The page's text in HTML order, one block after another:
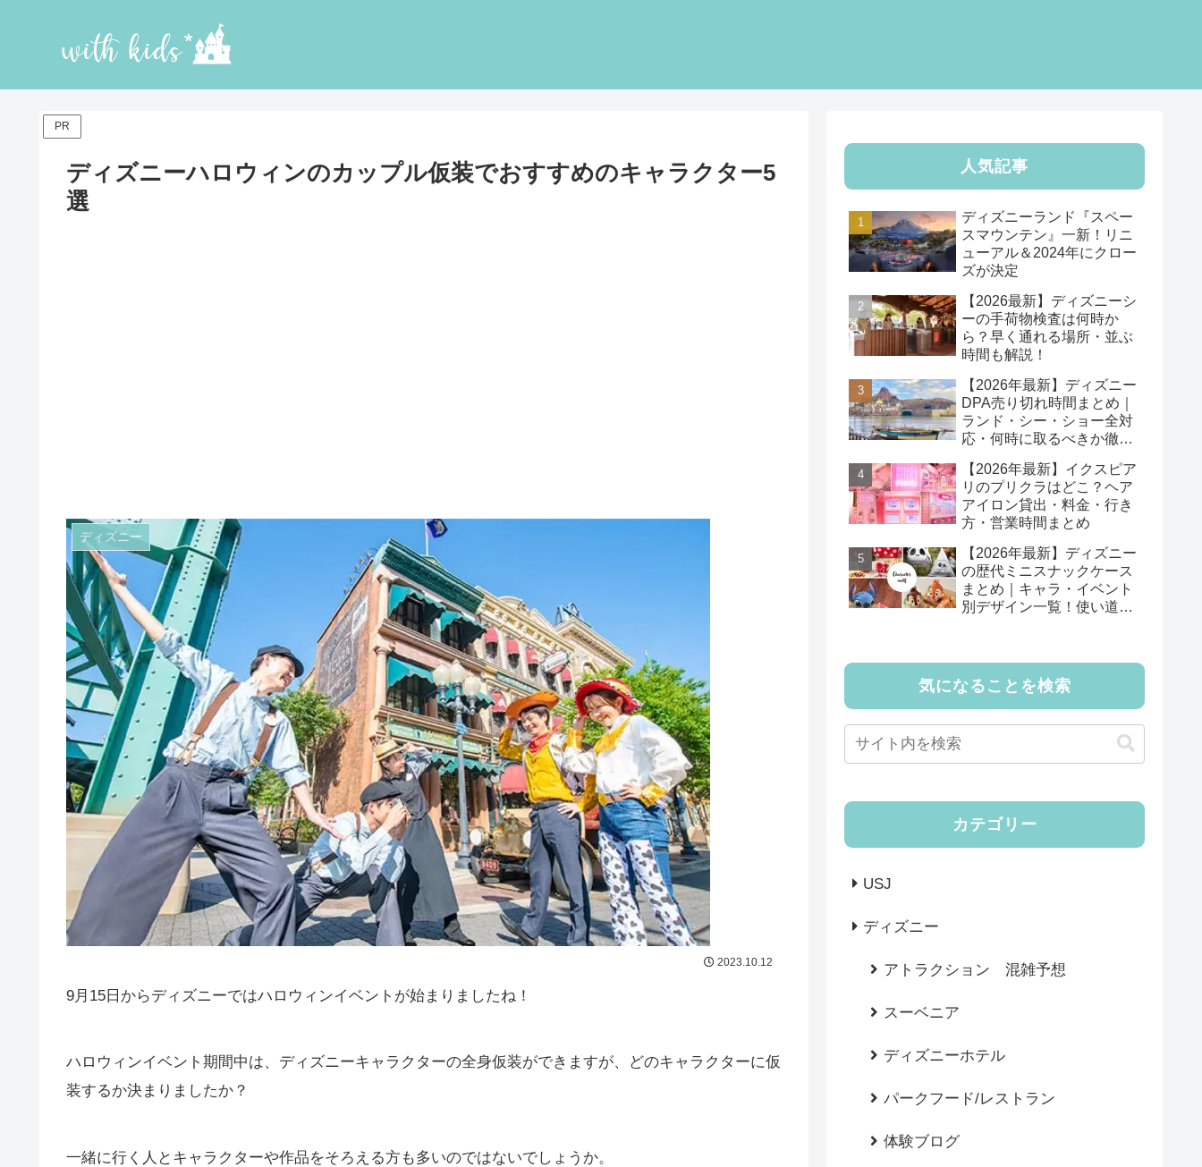
PR
ディズニーハロウィンのカップル仮装でおすすめのキャラクター5
選
ディズニー
2023.10.12
9月15日からディズニーではハロウィンイベントが始まりましたね！
ハロウィンイベント期間中は、ディズニーキャラクターの全身仮装ができますが、どのキャラクターに仮
装するか決まりましたか？
一緒に行く人とキャラクターや作品をそろえる方も多いのではないでしょうか。
人気記事
ディズニーランド『スペー
スマウンテン』一新！リニ
ューアル＆2024年にクロー
ズが決定
【2026最新】ディズニーシ
ーの手荷物検査は何時か
ら？早く通れる場所・並ぶ
時間も解説！
【2026年最新】ディズニー
DPA売り切れ時間まとめ｜
ランド・シー・ショー全対
応・何時に取るべきか徹底
【2026年最新】イクスピア
リのプリクラはどこ？ヘア
アイロン貸出・料金・行き
方・営業時間まとめ
【2026年最新】ディズニー
の歴代ミニスナックケース
まとめ｜キャラ・イベント
別デザイン一覧！使い道も
気になることを検索
カテゴリー
USJ
ディズニー
アトラクション 混雑予想
スーベニア
ディズニーホテル
パークフード/レストラン
体験ブログ